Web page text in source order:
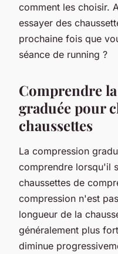
comment les choisir.
essayer des
prochaine fois que
séance de running ?
Comprendre
graduée pour
chaussettes
La compression
comprendre lorsqu'il
chaussettes de
compression n'est
longueur de la
généralement plus
diminue